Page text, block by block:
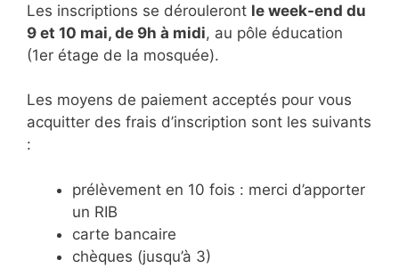
Les inscriptions se dérouleront le week-end du
9 et 10 mai, de 9h à midi, au pôle éducation
(1er étage de la mosquée).
Les moyens de paiement acceptés pour vous
acquitter des frais d’inscription sont les suivants
:
prélèvement en 10 fois : merci d’apporter
un RIB
carte bancaire
chèques (jusqu’à 3)